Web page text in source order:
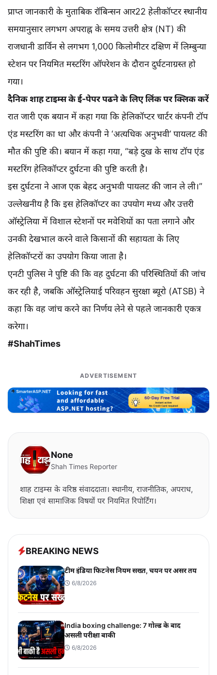
प्राप्त जानकारी के मुताबिक रॉबिन्सन आर22 हेलीकॉप्टर स्थानीय
समयानुसार लगभग अपराह्न के समय उत्तरी क्षेत्र (NT) की
राजधानी डार्विन से लगभग 1,000 किलोमीटर दक्षिण में लिम्बुन्या
स्टेशन पर नियमित मस्टरिंग ऑपरेशन के दौरान दुर्घटनाग्रस्त हो
गया।
दैनिक शाह टाइम्स के ई-पेपर पढने के लिए लिंक पर क्लिक करें
रात जारी एक बयान में कहा गया कि हेलिकॉप्टर चार्टर कंपनी टॉप
एंड मस्टरिंग का था और कंपनी ने ‘अत्यधिक अनुभवी’ पायलट की
मौत की पुष्टि की। बयान में कहा गया, “बड़े दुख के साथ टॉप एंड
मस्टरिंग हेलिकॉप्टर दुर्घटना की पुष्टि करती है।
इस दुर्घटना ने आज एक बेहद अनुभवी पायलट की जान ले ली।”
उल्लेखनीय है कि इस हेलिकॉप्टर का उपयोग मध्य और उत्तरी
ऑस्ट्रेलिया में विशाल स्टेशनों पर मवेशियों का पता लगाने और
उनकी देखभाल करने वाले किसानों की सहायता के लिए
हेलिकॉप्टरों का उपयोग किया जाता है।
एनटी पुलिस ने पुष्टि की कि वह दुर्घटना की परिस्थितियों की जांच
कर रही है, जबकि ऑस्ट्रेलियाई परिवहन सुरक्षा ब्यूरो (ATSB) ने
कहा कि वह जांच करने का निर्णय लेने से पहले जानकारी एकत्र
करेगा।
#ShahTimes
ADVERTISEMENT
None
Shah Times Reporter
शाह टाइम्स के वरिष्ठ संवाददाता। स्थानीय, राजनीतिक, अपराध,
शिक्षा एवं सामाजिक विषयों पर नियमित रिपोर्टिंग।
BREAKING NEWS
टीम इंडिया फिटनेस नियम सख्त, चयन पर असर तय
6/8/2026
India boxing challenge: 7 गोल्ड के बाद
असली परीक्षा बाकी
6/8/2026